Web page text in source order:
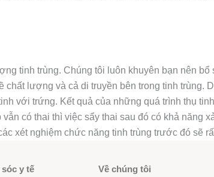
tinh trùng. Chúng tôi luôn khuyên bạn nên bổ
lượng và cả di truyền bên trong tinh trùng.
với trứng. Kết quả của những quá trình thụ
có thai thì việc sẩy thai sau đó có khả năng
xét nghiệm chức năng tinh trùng trước đó sẽ
y tế Về chúng tôi